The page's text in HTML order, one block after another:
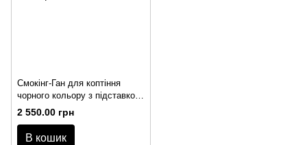
Смокінг-Ган для коптіння
чорного кольору з підставкою,
високий, 158*90*55 мм, Boruit
2 550.00 грн
В кошик